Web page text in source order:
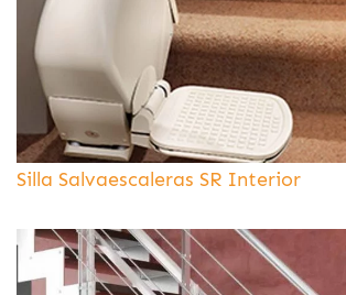
Silla Salvaescaleras SR Interior